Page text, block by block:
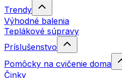
Trendy
Výhodné balenia
Teplákové súpravy
Príslušenstvo
Pomôcky na cvičenie doma
Činky